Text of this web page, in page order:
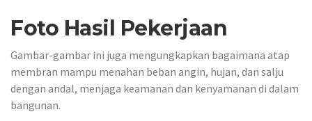
Foto Hasil Pekerjaan
Gambar-gambar ini juga mengungkapkan bagaimana atap
membran mampu menahan beban angin, hujan, dan salju
dengan andal, menjaga keamanan dan kenyamanan di dalam
bangunan.